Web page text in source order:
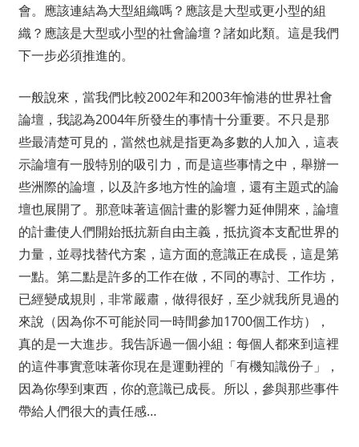
會。應該連結為大型組織嗎？應該是大型或更小型的組
織？應該是大型或小型的社會論壇？諸如此類。這是我們
下一步必須推進的。
一般說來，當我們比較2002年和2003年愉港的世界社會
論壇，我認為2004年所發生的事情十分重要。不只是那
些最清楚可見的，當然也就是指更為多數的人加入，這表
示論壇有一股特別的吸引力，而是這些事情之中，舉辦一
些洲際的論壇，以及許多地方性的論壇，還有主題式的論
壇也展開了。那意味著這個計畫的影響力延伸開來，論壇
的計畫使人們開始抵抗新自由主義，抵抗資本支配世界的
力量，並尋找替代方案，這方面的意識正在成長，這是第
一點。第二點是許多的工作在做，不同的專討、工作坊，
已經變成規則，非常嚴肅，做得很好，至少就我所見過的
來說（因為你不可能於同一時間參加1700個工作坊），
真的是一大進步。我告訴過一個小組：每個人都來到這裡
的這件事實意味著你現在是運動裡的「有機知識份子」，
因為你學到東西，你的意識已成長。所以，參與那些事件
帶給人們很大的責任感…